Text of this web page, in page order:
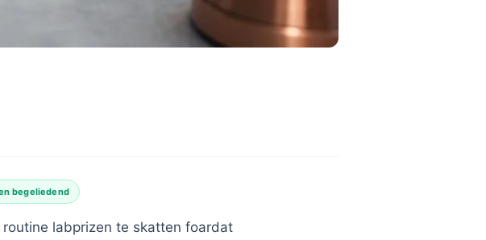
begeliedend
labprizen te skatten foardat